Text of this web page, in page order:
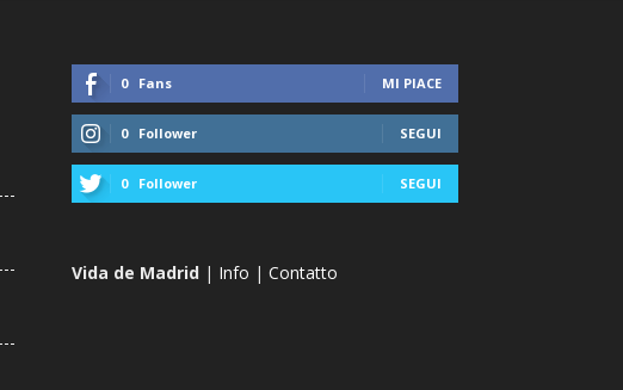
0 Fans MI PIACE
0 Follower SEGUI
0 Follower SEGUI
Vida de Madrid | Info | Contatto